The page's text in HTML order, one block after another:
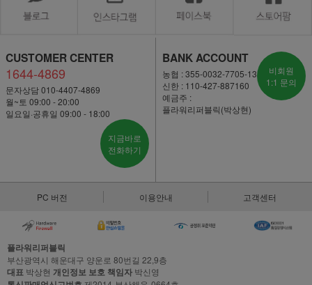
CUSTOMER CENTER
1644-4869
문자상담 010-4407-4869
월~토 09:00 - 20:00
일요일·공휴일 09:00 - 18:00
지금바로
전화하기
BANK ACCOUNT
농협 : 355-0032-7705-13
신한 : 110-427-887160
예금주 :
플라워리퍼블릭(박상현)
비회원
1:1 문의
PC 버전 이용안내 고객센터
플라워리퍼블릭
부산광역시 해운대구 양운로 80번길 22,9층
대표 박상현 개인정보 보호 책임자 박신영